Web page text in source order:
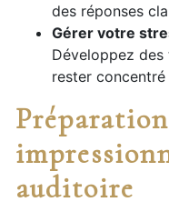
des réponses
Gérer votre
Développez
rester
auditoire